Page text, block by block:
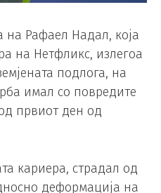
на Рафаел Надал, која
на Нетфликс, излегоа
подлога, на
имал со повредите
првиот ден од
кариера, страдал од
деформација на